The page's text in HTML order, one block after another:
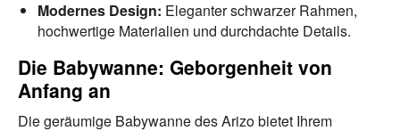
Modernes Design: Eleganter schwarzer Rahmen,
hochwertige Materialien und durchdachte Details.
Die Babywanne: Geborgenheit von
Anfang an
Die geräumige Babywanne des Arizo bietet Ihrem